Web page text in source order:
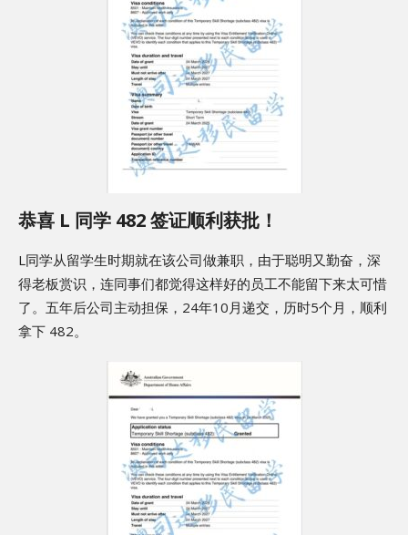
恭喜 L 同学 482 签证顺利获批！
L同学从留学生时期就在该公司做兼职，由于聪明又勤奋，深
得老板赏识，连同事们都觉得这样好的员工不能留下来太可惜
了。五年后公司主动担保，24年10月递交，历时5个月，顺利
拿下 482。